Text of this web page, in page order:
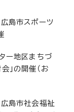
島市スポーツ
ー地区まちづ
」の開催（お
島市社会福祉